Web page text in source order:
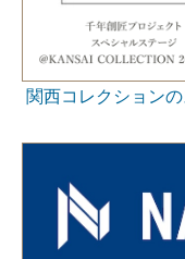
関西コレクション